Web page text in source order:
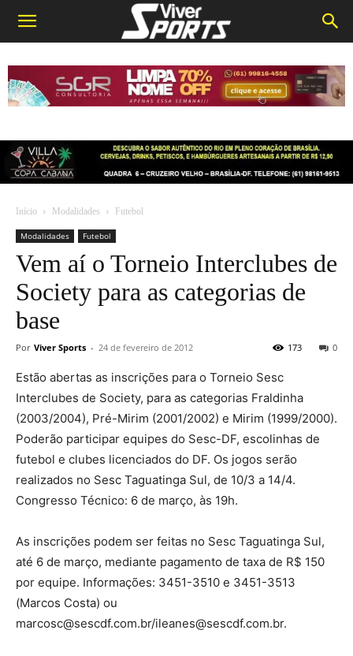
Início Modalidades Futebol
Modalidades Futebol
Vem aí o Torneio Interclubes de
Society para as categorias de
base
Por Viver Sports - 24 de fevereiro de 2012 0
173
Estão abertas as inscrições para o Torneio Sesc
Interclubes de Society, para as categorias Fraldinha
(2003/2004), Pré-Mirim (2001/2002) e Mirim (1999/2000).
Poderão participar equipes do Sesc-DF, escolinhas de
futebol e clubes licenciados do DF. Os jogos serão
realizados no Sesc Taguatinga Sul, de 10/3 a 14/4.
Congresso Técnico: 6 de março, às 19h.
As inscrições podem ser feitas no Sesc Taguatinga Sul,
até 6 de março, mediante pagamento de taxa de R$ 150
por equipe. Informações: 3451-3510 e 3451-3513
(Marcos Costa) ou
marcosc@sescdf.com.br/ileanes@sescdf.com.br.